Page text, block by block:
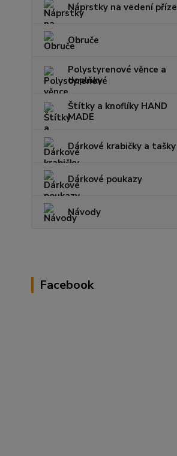
Náprstky na vedení příze
Obruče
Polystyrenové věnce a
doplňky
Štítky a knoflíky HAND
MADE
Dárkové krabičky a tašky
Dárkové poukazy
Návody
Facebook